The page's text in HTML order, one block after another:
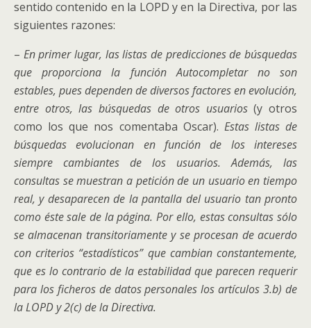
sentido contenido en la LOPD y en la Directiva, por las
siguientes razones:
– En primer lugar, las listas de predicciones de búsquedas
que proporciona la función Autocompletar no son
estables, pues dependen de diversos factores en evolución,
entre otros, las búsquedas de otros usuarios(y otros
como los que nos comentaba Oscar). Estas listas de
búsquedas evolucionan en función de los intereses
siempre cambiantes de los usuarios. Además, las
consultas se muestran a petición de un usuario en tiempo
real, y desaparecen de la pantalla del usuario tan pronto
como éste sale de la página. Por ello, estas consultas sólo
se almacenan transitoriamente y se procesan de acuerdo
con criterios “estadísticos” que cambian constantemente,
que es lo contrario de la estabilidad que parecen requerir
para los ficheros de datos personales los artículos 3.b) de
la LOPD y 2(c) de la Directiva.